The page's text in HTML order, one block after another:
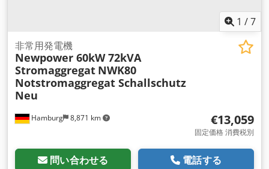
1 /7
Hamburg 8,871 km
非常用発電機
Newpower 60kW 72kVA
Stromaggregat NWK80
Notstromaggregat Schallschutz
Neu
€13,059
固定価格 消費税別
問い合わせる 電話する